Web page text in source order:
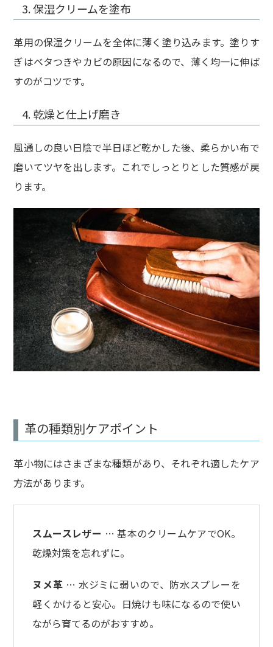
3. 保湿クリームを塗布
革用の保湿クリームを全体に薄く塗り込みます。塗りす
ぎはベタつきやカビの原因になるので、薄く均一に伸ば
すのがコツです。
4. 乾燥と仕上げ磨き
風通しの良い日陰で半日ほど乾かした後、柔らかい布で
磨いてツヤを出します。これでしっとりとした質感が戻
ります。
革の種類別ケアポイント
革小物にはさまざまな種類があり、それぞれ適したケア
方法があります。
スムースレザー … 基本のクリームケアでOK。
乾燥対策を忘れずに。
ヌメ革 … 水ジミに弱いので、防水スプレーを
軽くかけると安心。日焼けも味になるので使い
ながら育てるのがおすすめ。